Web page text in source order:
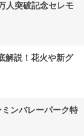
人突破記念セレモ
解説！花火や新グ
ンバレーパーク特